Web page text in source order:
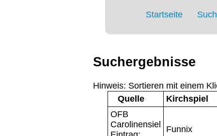
Startseite
Suchergebnisse
Hinweis: Sortieren mit einem
Quelle
Kirchspiel
OFB
Carolinensiel
Funnix